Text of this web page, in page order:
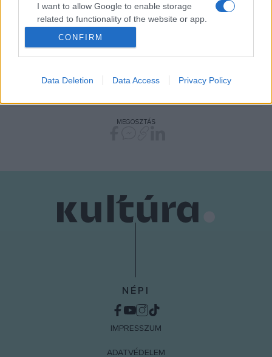
I want to allow Google to enable storage
related to functionality of the website or app.
related to personalization.
I want to allow Google to enable storage
functionality and fraud prevention, and other
CONFIRM
Data Deletion Data Access Privacy Policy
Forrás: Felvidek.ma
POZSONYI MAGYAR INTÉZET WORLD PRESS PHOTO
MEGOSZTÁS
NÉPI
IMPRESSZUM
ADATVÉDELEM